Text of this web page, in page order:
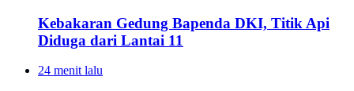
Kebakaran Gedung Bapenda DKI, Titik Api
Diduga dari Lantai 11
24 menit lalu